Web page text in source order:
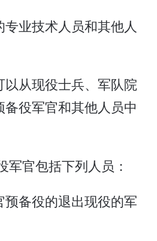
专业技术人员和其他人
从现役士兵、军队院
役军官和其他人员中
军官包括下列人员：
预备役的退出现役的军